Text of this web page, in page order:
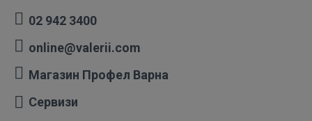
02 942 3400
online@valerii.com
Магазин Профел Варна
Сервизи